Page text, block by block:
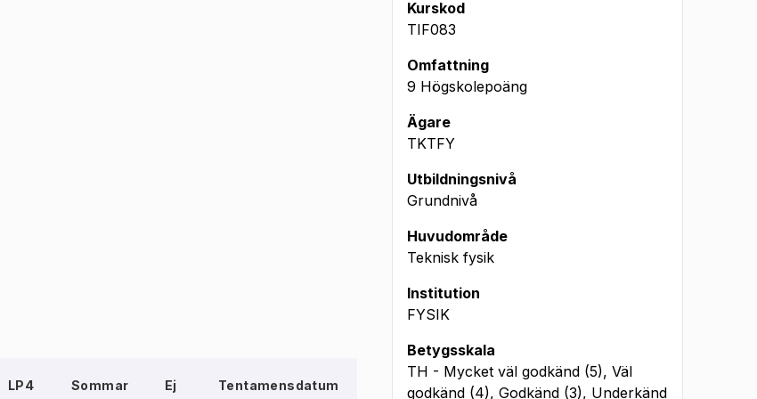
LP4 Sommar
Ej
Tentamensdatum
Kurskod
TIF083
Omfattning
9 Högskolepoäng
Ägare
TKTFY
Utbildningsnivå
Grundnivå
Huvudområde
Teknisk fysik
Institution
FYSIK
Betygsskala
TH - Mycket väl godkänd (5), Väl
godkänd (4), Godkänd (3), Underkänd